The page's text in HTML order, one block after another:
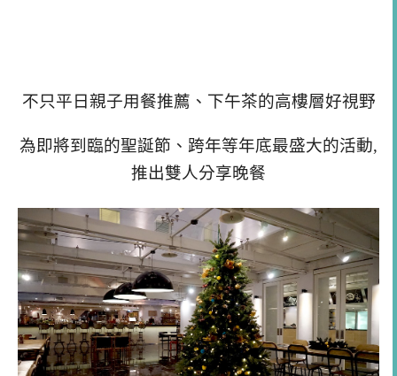
不只平日親子用餐推薦、下午茶的高樓層好視野
為即將到臨的聖誕節、跨年等年底最盛大的活動,
推出雙人分享晚餐